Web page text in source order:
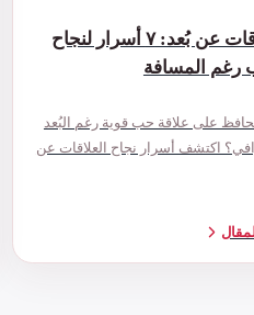
العلاقات عن بُعد: ٧ أسرار لنجاح
رغم المسافة
على علاقة حب قوية رغم البُعد
اكتشف أسرار نجاح العلاقات عن